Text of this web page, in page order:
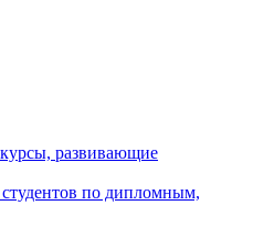
развивающие
по дипломным,